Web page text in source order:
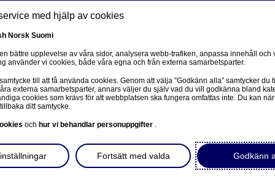
Om oss Investerare Nyheter & insikter
med hjälp av cookies
Norsk Suomi
bättre upplevelse av våra sidor, analysera webb-trafiken, anpassa innehåll och
använder vi cookies, både våra egna och från externa samarbetsparter.
till att få använda cookies. Genom att välja ”Godkänn alla” samtycker du
externa samarbetsparter, annars väljer du själv vad du vill godkänna bland
cookies som krävs för att webbplatsen ska fungera omfattas inte. Du kan
ditt samtycke.
och hur vi behandlar personuppgifter .
Godkänn
Fortsätt med valda